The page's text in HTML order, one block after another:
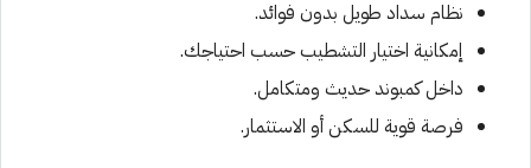
نظام سداد طويل بدون فوائد.
إمكانية اختيار التشطيب حسب احتياجك.
داخل كمبوند حديث ومتكامل.
فرصة قوية للسكن أو الاستثمار.